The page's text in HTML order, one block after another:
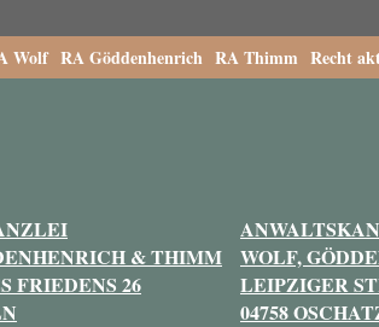
Wolf RA Göddenhenrich RA Thimm Recht
& THIMM
FRIEDENS 26
WOLF,
LEIPZIGER
04758